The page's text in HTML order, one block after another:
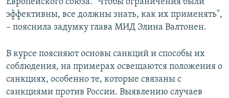
Европейского союза. "Чтобы ограничения были
эффективны, все должны знать, как их применять",
– пояснила задумку глава МИД Элина Валтонен.
В курсе поясняют основы санкций и способы их
соблюдения, на примерах освещаются положения о
санкциях, особенно те, которые связаны с
санкциями против России. Выявлению случаев